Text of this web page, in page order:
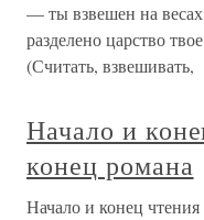
— ты взвешен на
разделено царство
(Считать, взвешивать,
Начало и
конец романа
Начало и конец